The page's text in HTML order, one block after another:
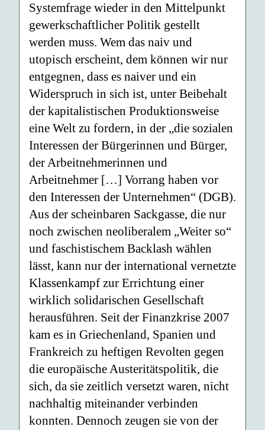
Systemfrage wieder in den Mittelpunkt
gewerkschaftlicher Politik gestellt
werden muss. Wem das naiv und
utopisch erscheint, dem können wir nur
entgegnen, dass es naiver und ein
Widerspruch in sich ist, unter Beibehalt
der kapitalistischen Produktionsweise
eine Welt zu fordern, in der „die sozialen
Interessen der Bürgerinnen und Bürger,
der Arbeitnehmerinnen und
Arbeitnehmer […] Vorrang haben vor
den Interessen der Unternehmen“ (DGB).
Aus der scheinbaren Sackgasse, die nur
noch zwischen neoliberalem „Weiter so“
und faschistischem Backlash wählen
lässt, kann nur der international vernetzte
Klassenkampf zur Errichtung einer
wirklich solidarischen Gesellschaft
herausführen. Seit der Finanzkrise 2007
kam es in Griechenland, Spanien und
Frankreich zu heftigen Revolten gegen
die europäische Austeritätspolitik, die
sich, da sie zeitlich versetzt waren, nicht
nachhaltig miteinander verbinden
konnten. Dennoch zeugen sie von der